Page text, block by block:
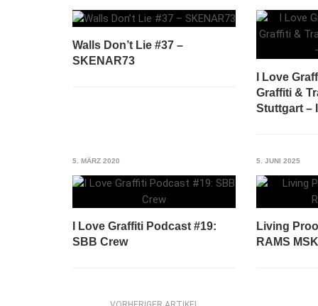
Walls Don’t Lie #37 –
SKENAR73
I Love
Graffiti &
Stuttgart –
5. MÄRZ 2020
I Love Graffiti Podcast #19:
SBB Crew
5. JUNI 2025
Living
RAMS MSK